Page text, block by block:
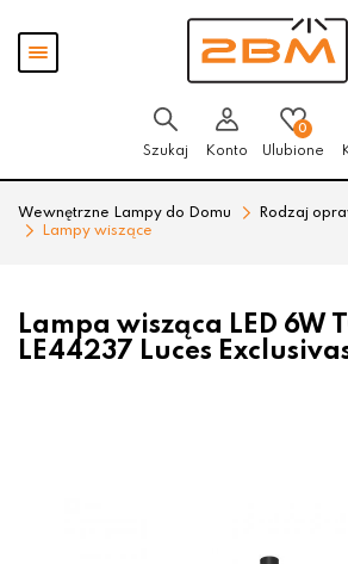
Pokaż
menu
Szukaj Konto
0
Ulubione
Wewnętrzne Lampy do Domu
Rodzaj
Lampy wiszące
Lampa wisząca LED 6W
LE44237 Luces